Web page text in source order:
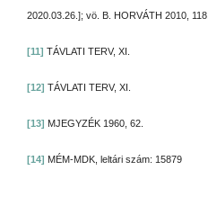
2020.03.26.]; vö. B. HORVÁTH 2010, 118.
[11] TÁVLATI TERV, XI.
[12] TÁVLATI TERV, XI.
[13] MJEGYZÉK 1960, 62.
[14] MÉM-MDK, leltári szám: 15879